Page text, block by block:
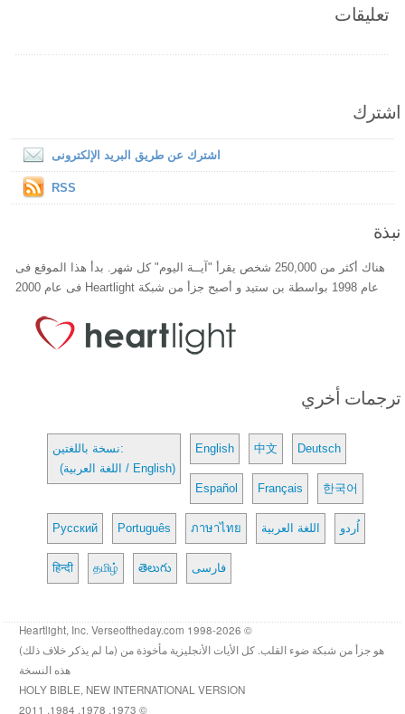
تعليقات
اشترك
اشترك عن طريق البريد الإلكترونى
RSS
نبذة
هناك أكثر من 250,000 شخص يقرأ "آيــة اليوم" كل شهر. بدأ هذا الموقع فى
عام 1998 بواسطة بن ستيد و أصبح جزأ من شبكة Heartlight فى عام 2000
ترجمات أخري
نسخة باللغتين:
(اللغة العربية / English)
English 中文 Deutsch
Español Français 한국어
Русский Português ภาษาไทย اللغة العربية اُردو
हिन्दी தமிழ் తెలుగు فارسی
© 1998-2026 Heartlight, Inc. Verseoftheday.com
هو جزأ من شبكة ضوء القلب. كل الأيات الأنجليزية مأخوذة من (ما لم يذكر خلاف ذلك)
هذه النسخة
HOLY BIBLE, NEW INTERNATIONAL VERSION
© 1973, 1978, 1984, 2011